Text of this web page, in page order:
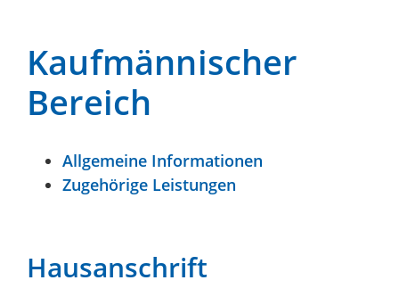
Kaufmännischer
Bereich
Allgemeine Informationen
Zugehörige Leistungen
Hausanschrift